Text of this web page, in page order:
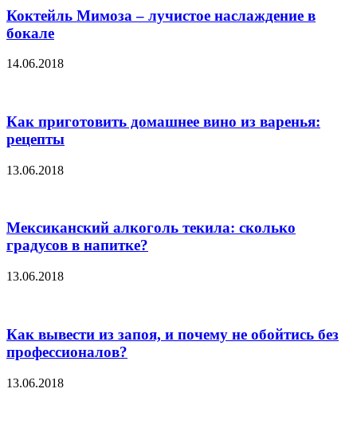
Коктейль Мимоза – лучистое наслаждение в
бокале
14.06.2018
Как приготовить домашнее вино из варенья:
рецепты
13.06.2018
Мексиканский алкоголь текила: сколько
градусов в напитке?
13.06.2018
Как вывести из запоя, и почему не обойтись без
профессионалов?
13.06.2018